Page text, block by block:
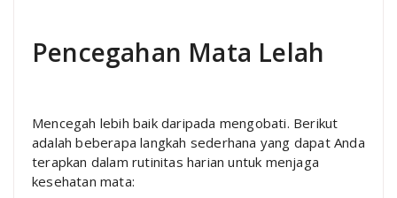
Pencegahan Mata Lelah
Mencegah lebih baik daripada mengobati. Berikut
adalah beberapa langkah sederhana yang dapat Anda
terapkan dalam rutinitas harian untuk menjaga
kesehatan mata: